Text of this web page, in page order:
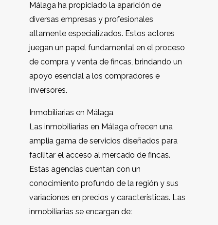
Málaga ha propiciado la aparición de
diversas empresas y profesionales
altamente especializados. Estos actores
juegan un papel fundamental en el proceso
de compra y venta de fincas, brindando un
apoyo esencial a los compradores e
inversores.
Inmobiliarias en Málaga
Las inmobiliarias en Málaga ofrecen una
amplia gama de servicios diseñados para
facilitar el acceso al mercado de fincas.
Estas agencias cuentan con un
conocimiento profundo de la región y sus
variaciones en precios y características. Las
inmobiliarias se encargan de: